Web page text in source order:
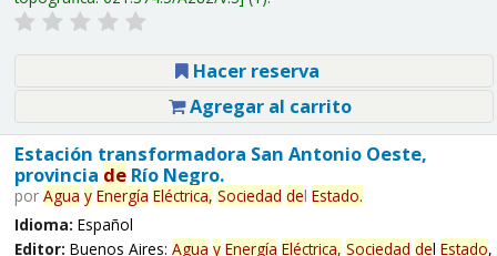
Hacer reserva
Agregar al carrito
Estación transformadora San Antonio Oeste,
provincia deRío Negro.
por Agua y Energía Eléctrica, Sociedad del Estado.
Idioma: Español
Editor: Buenos Aires: Agua y Energía Eléctrica, Sociedad del Estado,